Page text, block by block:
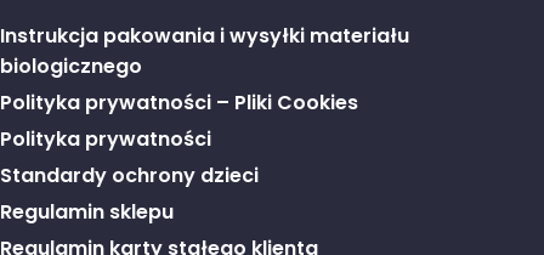
Instrukcja pakowania i wysyłki materiału
biologicznego
Polityka prywatności – Pliki Cookies
Polityka prywatności
Standardy ochrony dzieci
Regulamin sklepu
Regulamin karty stałego klienta